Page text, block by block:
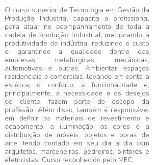
O curso superior de Tecnologia em Gestão da
Produção Industrial capacita o profissional
para atuar no acompanhamento de toda a
cadeia de produção industrial, melhorando a
produtividade da indústria, reduzindo o custo
e garantindo a qualidade dentro das
empresas metalúrgicas, mecânicas,
automotivas e outras. Ambientar espaços
residenciais e comerciais, levando em conta a
estética, o conforto, a funcionalidade e,
principalmente, a necessidade e os desejos
do cliente, fazem parte do escopo da
profissão. Além disso, também é responsável
em definir os materiais de revestimento e
acabamento, a iluminação, as cores e a
distribuição de móveis, objetos e obras de
arte, tendo contado em seu dia a dia com
arquitetos, marceneiros, pedreiros, pintores e
eletricistas. Curso reconhecido pelo MEC.